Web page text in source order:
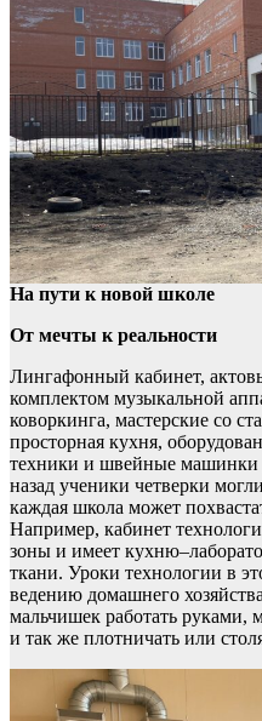
На пути к новой школе
От мечты к реальности
Лингафонный кабинет,
комплектом музыкальной
коворкинга, мастерские со
просторная кухня,
техники и швейные машинки
назад ученики четверки
каждая школа может
Например, кабинет
зоны и имеет
ткани. Уроки технологии в
ведению домашнего
мальчишек работать руками,
и так же плотничать или